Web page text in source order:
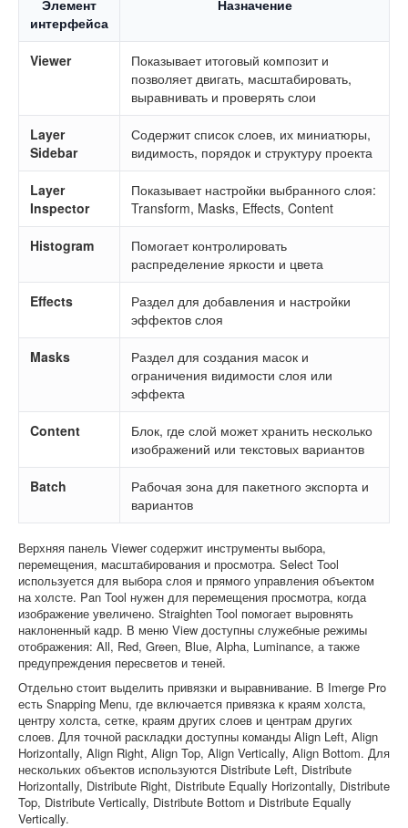
Элемент
интерфейса
Назначение
Viewer
Показывает итоговый композит и
позволяет двигать, масштабировать,
выравнивать и проверять слои
Layer
Sidebar
Содержит список слоев, их миниатюры,
видимость, порядок и структуру проекта
Layer
Inspector
Показывает настройки выбранного слоя:
Transform, Masks, Effects, Content
Histogram
Помогает контролировать
распределение яркости и цвета
Effects
Раздел для добавления и настройки
эффектов слоя
Masks
Раздел для создания масок и
ограничения видимости слоя или
эффекта
Content
Блок, где слой может хранить несколько
изображений или текстовых вариантов
Batch
Рабочая зона для пакетного экспорта и
вариантов
Верхняя панель Viewer содержит инструменты выбора,
перемещения, масштабирования и просмотра. Select Tool
используется для выбора слоя и прямого управления объектом
на холсте. Pan Tool нужен для перемещения просмотра, когда
изображение увеличено. Straighten Tool помогает выровнять
наклоненный кадр. В меню View доступны служебные режимы
отображения: All, Red, Green, Blue, Alpha, Luminance, а также
предупреждения пересветов и теней.
Отдельно стоит выделить привязки и выравнивание. В Imerge Pro
есть Snapping Menu, где включается привязка к краям холста,
центру холста, сетке, краям других слоев и центрам других
слоев. Для точной раскладки доступны команды Align Left, Align
Horizontally, Align Right, Align Top, Align Vertically, Align Bottom. Для
нескольких объектов используются Distribute Left, Distribute
Horizontally, Distribute Right, Distribute Equally Horizontally, Distribute
Top, Distribute Vertically, Distribute Bottom и Distribute Equally
Vertically.